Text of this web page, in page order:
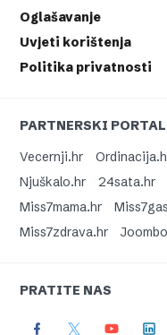
Oglašavanje
Uvjeti korištenja
Politika privatnosti
PARTNERSKI
Vecernji.hr
Njuškalo.hr
24sata.hr
Miss7mama.hr
Miss7zdrava.hr
PRATITE NAS